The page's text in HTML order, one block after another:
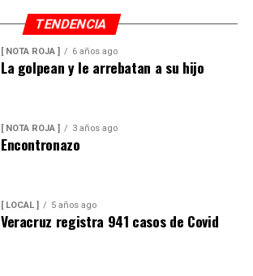
TENDENCIA
[ NOTA ROJA ] 6 años ago
La golpean y le arrebatan a su hijo
[ NOTA ROJA ] 3 años ago
Encontronazo
[ LOCAL ] 5 años ago
Veracruz registra 941 casos de Covid